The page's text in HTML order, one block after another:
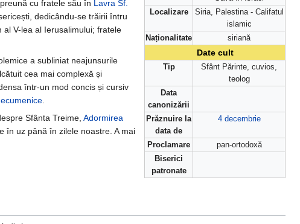
Localizare
Siria, Palestina - Califatul
islamic
Naționalitate
siriană
Date cult
Tip
Sfânt Părinte, cuvios,
teolog
Data
canonizării
Prăznuire la
data de
4 decembrie
Proclamare
pan-ortodoxă
Biserici
patronate
cu fratele său în Lavra Sf.
dedicându-se trăirii întru
V-lea al Ierusalimului; fratele
a subliniat neajunsurile
cea mai complexă și
într-un mod concis și cursiv
.
Sfânta Treime, Adormirea
în uz până în zilele noastre. A mai